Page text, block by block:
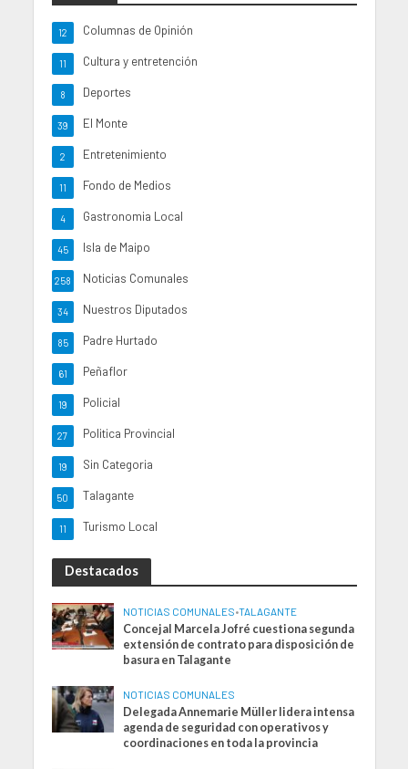
Columnas de Opinión
12
Cultura y entretención
11
Deportes
8
El Monte
39
Entretenimiento
2
Fondo de Medios
11
Gastronomia Local
4
Isla de Maipo
45
Noticias Comunales
258
Nuestros Diputados
34
Padre Hurtado
85
Peñaflor
61
Policial
19
Politica Provincial
27
Sin Categoria
19
Talagante
50
Turismo Local
11
Destacados
NOTICIAS COMUNALES•TALAGANTE
Concejal Marcela Jofré cuestiona segunda
extensión de contrato para disposición de
basura en Talagante
NOTICIAS COMUNALES
Delegada Annemarie Müller lidera intensa
agenda de seguridad con operativos y
coordinaciones en toda la provincia